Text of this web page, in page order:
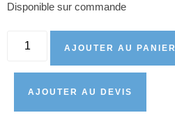
Disponible sur commande
AJOUTER AU PANIER
AJOUTER AU DEVIS